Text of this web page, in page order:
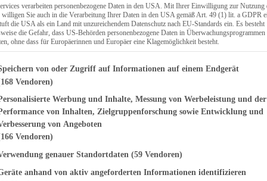
verarbeiten personenbezogene Daten in den USA. Mit Ihrer Einwilligung zur Nutzung
willigen Sie auch in die Verarbeitung Ihrer Daten in den USA gemäß Art. 49 (1) lit. a GDPR
die USA als ein Land mit unzureichendem Datenschutz nach EU-Standards ein. Es besteht
die Gefahr, dass US-Behörden personenbezogene Daten in Überwachungsprogrammen
ohne dass für Europäerinnen und Europäer eine Klagemöglichkeit besteht.
finden Sie eine Liste der Zwecke des IAB Transparency and
von oder Zugriff auf Informationen auf einem Endgerät
Vendoren)
Werbung und Inhalte, Messung von Werbeleistung und der
von Inhalten, Zielgruppenforschung sowie Entwicklung und
von Angeboten
Vendoren)
genauer Standortdaten (59 Vendoren)
anhand von aktiv angeforderten Informationen identifizieren